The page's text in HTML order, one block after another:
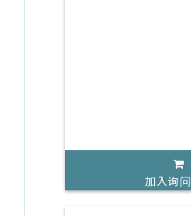
加入询